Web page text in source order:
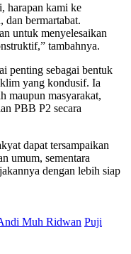
harapan kami ke
dan bermartabat.
untuk menyelesaikan
tambahnya.
penting sebagai bentuk
yang kondusif. Ia
maupun masyarakat,
PBB P2 secara
dapat tersampaikan
umum, sementara
dengan lebih siap
Muh Ridwan Puji